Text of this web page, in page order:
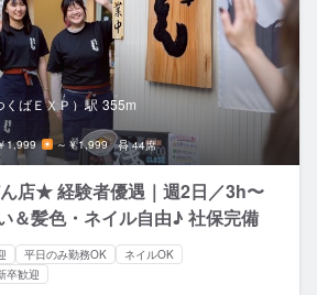
ばＥＸＰ） 駅 355m
1,999 ～￥1,999 44席
店★ 経験者優遇｜週2日／3h〜
＆髪色・ネイル自由♪ 社保完備
平日のみ勤務OK
ネイルOK
卒歓迎